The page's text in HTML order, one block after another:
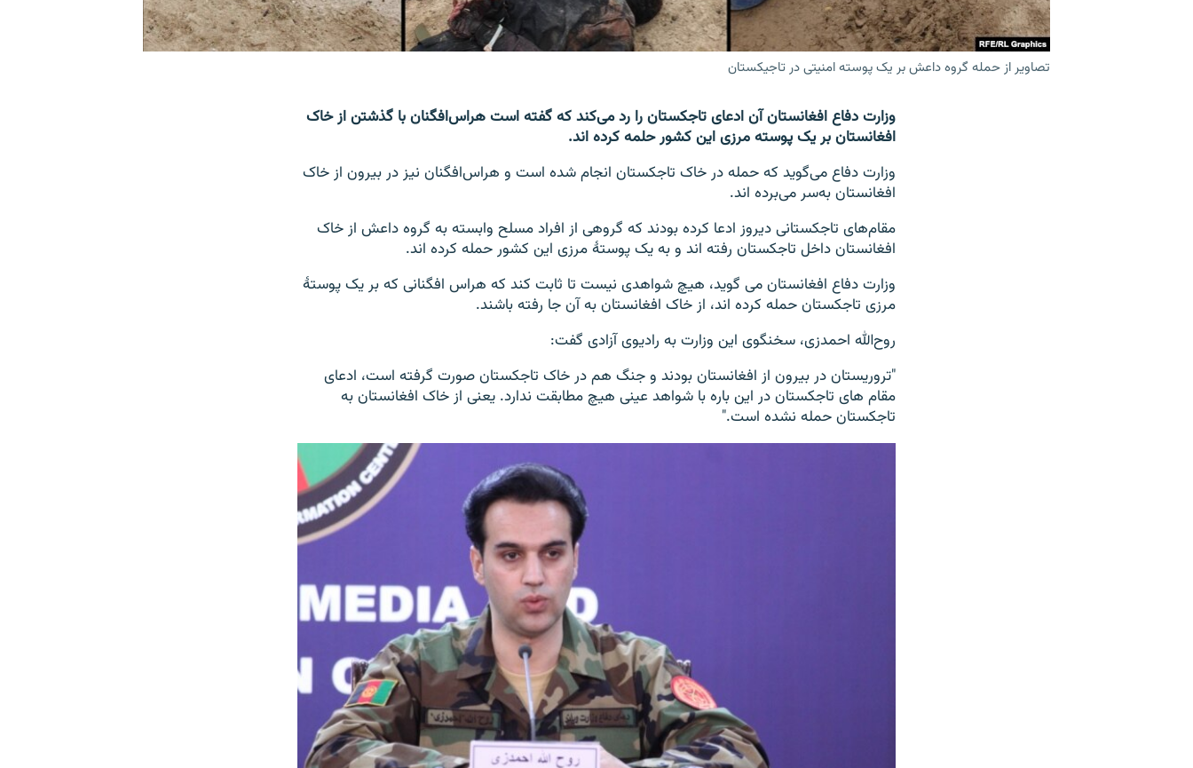
تصاویر از حمله گروه داعش بر یک پوسته امنیتی در تاجیکستان
وزارت دفاع افغانستان آن ادعای تاجکستان را رد می‌کند که گفته است هراس‌افگنان با گذشتن از خاک
افغانستان بر یک پوسته‌ مرزی این کشور حلمه کرده اند.
وزارت دفاع می‌گوید که حمله در خاک تاجکستان انجام شده است و هراس‌افگنان نیز در بیرون از خاک
افغانستان به‌سر می‌برده اند.
مقام‌های تاجکستانی دیروز ادعا کرده بودند که گروهی از افراد مسلح وابسته به گروه داعش از خاک
افغانستان داخل تاجکستان رفته اند و به یک پوستۀ مرزی این کشور حمله کرده اند.
وزارت دفاع افغانستان می گوید، هیچ شواهدی نیست تا ثابت کند که هراس افگنانی که بر یک پوستۀ
مرزی تاجکستان حمله کرده اند، از خاک افغانستان به آن جا رفته باشند.
روح‌الله احمدزی، سخنگوی این وزارت به رادیوی آزادی گفت:
"تروریستان در بیرون از افغانستان بودند و جنگ هم در خاک تاجکستان صورت گرفته است، ادعای
مقام های تاجکستان در این باره با شواهد عینی هیچ مطابقت ندارد. یعنی از خاک افغانستان به
تاجکستان حمله نشده است."